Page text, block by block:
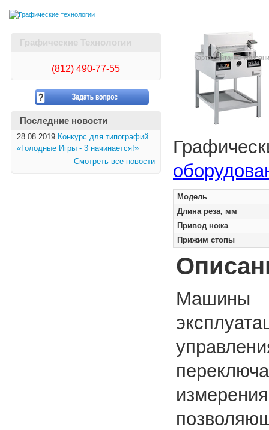
Карта сайта О
Графические Технологии
(812) 490-77-55
Последние новости
28.08.2019 Конкурс для типографий
«Голодные Игры - 3 начинается!»
Смотреть все новости
Модель
Длина реза, мм
Привод ножа
Прижим стопы
Машины